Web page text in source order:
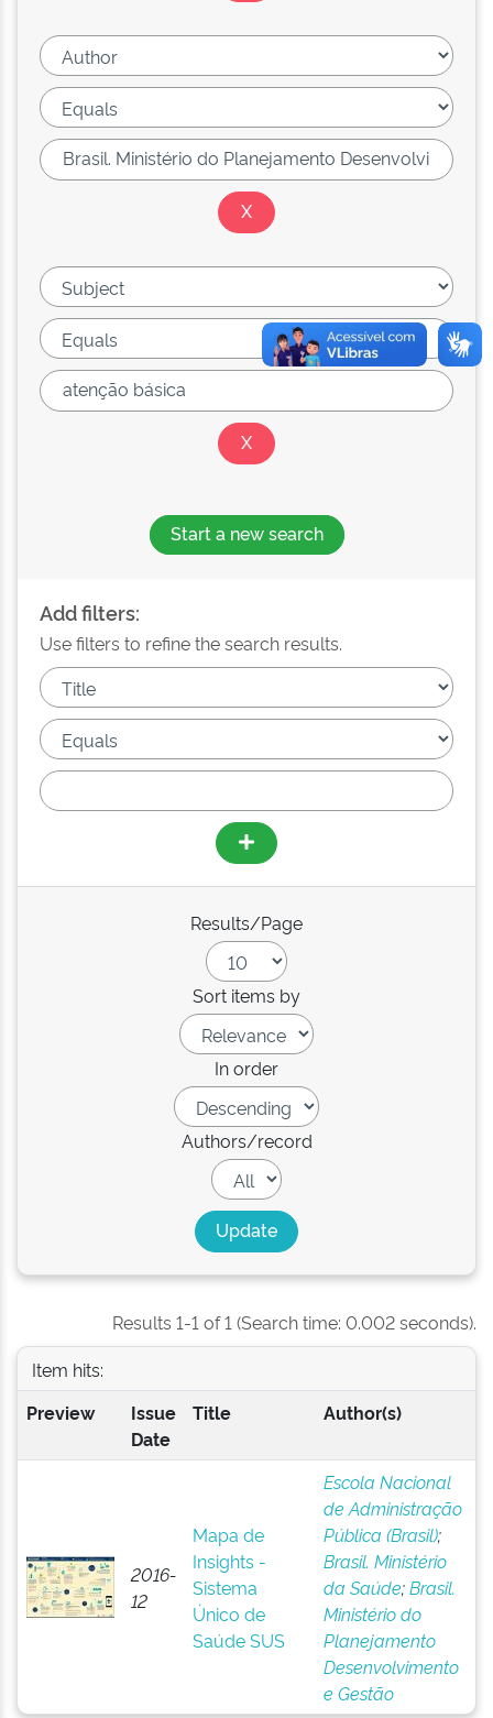
Start a new search
Add filters:
Use filters to refine the search results.
Results/Page
Sort items by
In order
Authors/record
Results 1-1 of 1 (Search time: 0.002 seconds).
Item hits:
Preview
Issue
Date
Title Author(s)
2016-
12
Mapa de
Insights -
Sistema
Único de
Saúde SUS
Escola Nacional
de Administração
Pública (Brasil);
Brasil. Ministério
da Saúde;Brasil.
Ministério do
Planejamento
Desenvolvimento
e Gestão